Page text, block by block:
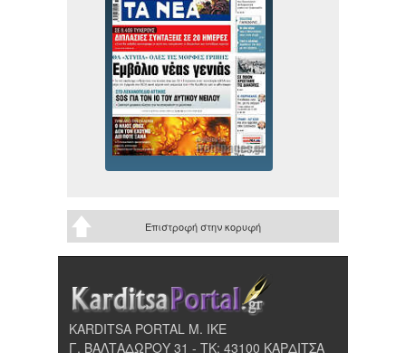
Επιστροφή στην κορυφή
KARDITSA PORTAL Μ. ΙΚΕ
Γ. ΒΑΛΤΑΔΩΡΟΥ 31 - ΤΚ: 43100 ΚΑΡΔΙΤΣΑ